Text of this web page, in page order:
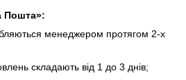
Пошта»:
менеджером протягом 2-х
складають від 1 до 3 днів;